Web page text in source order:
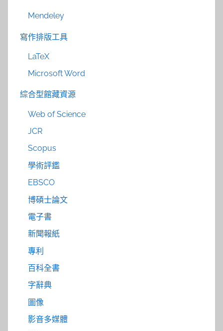
Mendeley
寫作排版工具
LaTeX
Microsoft Word
綜合型館藏資源
Web of Science
JCR
Scopus
學術評鑑
EBSCO
博碩士論文
電子書
新聞報紙
專利
百科全書
字辭典
圖像
影音多媒體